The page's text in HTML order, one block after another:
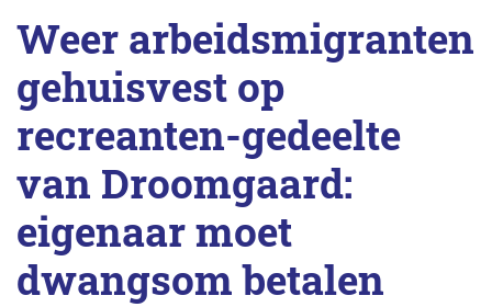
Weer arbeidsmigranten
gehuisvest op
recreanten-gedeelte
van Droomgaard:
eigenaar moet
dwangsom betalen